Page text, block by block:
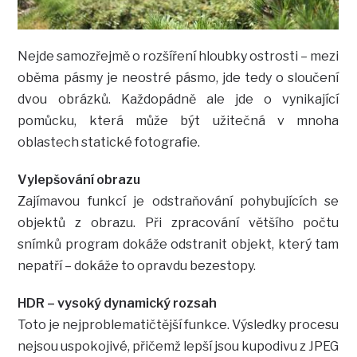
Nejde samozřejmě o rozšíření hloubky ostrosti – mezi
oběma pásmy je neostré pásmo, jde tedy o sloučení
dvou obrázků. Každopádně ale jde o vynikající
pomůcku, která může být užitečná v mnoha
oblastech statické fotografie.
Vylepšování obrazu
Zajímavou funkcí je odstraňování pohybujících se
objektů z obrazu. Při zpracování většího počtu
snímků program dokáže odstranit objekt, který tam
nepatří – dokáže to opravdu bezestopy.
HDR – vysoký dynamický rozsah
Toto je nejproblematičtější funkce. Výsledky procesu
nejsou uspokojivé, přičemž lepší jsou kupodivu z JPEG